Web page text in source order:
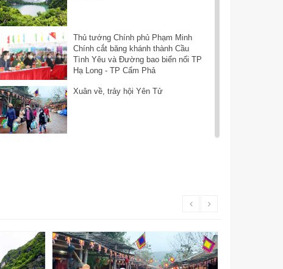
Thủ tướng Chính phủ Phạm Minh
Chính cắt băng khánh thành Cầu
Tình Yêu và Đường bao biển nối TP
Hạ Long - TP Cẩm Phả
Xuân về, trảy hội Yên Tử